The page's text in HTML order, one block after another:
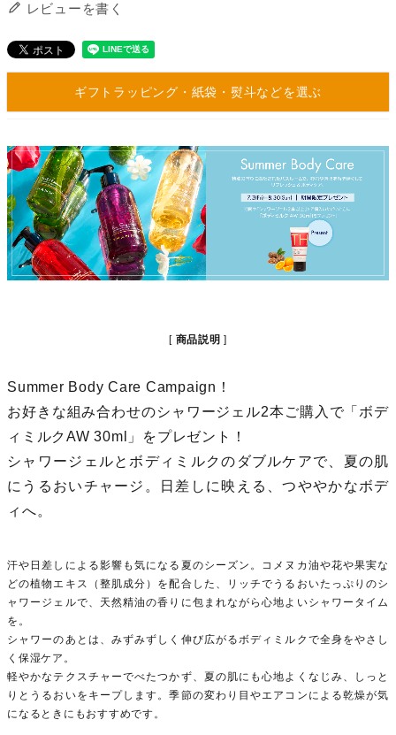
レビューを書く
ギフトラッピング・紙袋・熨斗などを選ぶ
商品説明
Summer Body Care Campaign！
お好きな組み合わせのシャワージェル2本ご購入で「ボデ
ィミルクAW 30ml」をプレゼント！
シャワージェルとボディミルクのダブルケアで、夏の肌
にうるおいチャージ。日差しに映える、つややかなボデ
ィへ。
汗や日差しによる影響も気になる夏のシーズン。コメヌカ油や花や果実な
どの植物エキス（整肌成分）を配合した、リッチでうるおいたっぷりのシ
ャワージェルで、天然精油の香りに包まれながら心地よいシャワータイム
を。
シャワーのあとは、みずみずしく伸び広がるボディミルクで全身をやさし
く保湿ケア。
軽やかなテクスチャーでべたつかず、夏の肌にも心地よくなじみ、しっと
りとうるおいをキープします。季節の変わり目やエアコンによる乾燥が気
になるときにもおすすめです。